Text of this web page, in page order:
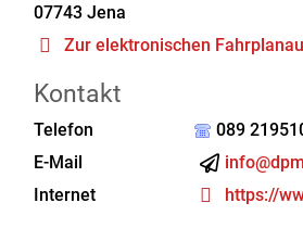
07743 Jena
Zur elektronischen
Kontakt
Telefon
089
E-Mail
Internet
https://